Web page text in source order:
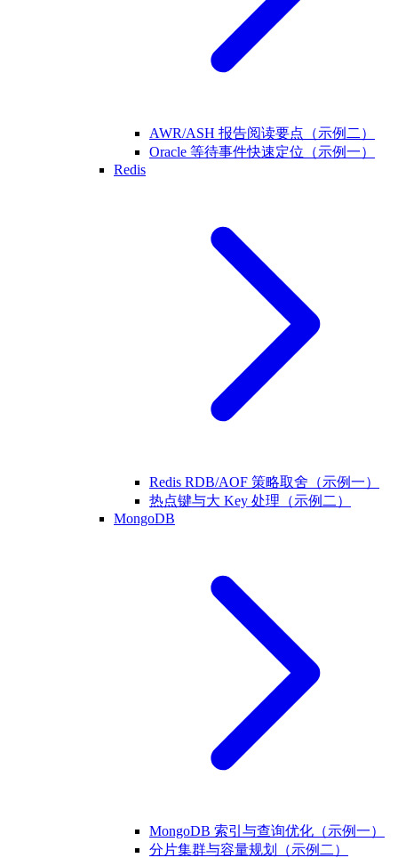
AWR/ASH 报告阅读要点（示例二）
Oracle 等待事件快速定位（示例一）
Redis
Redis RDB/AOF 策略取舍（示例一）
热点键与大 Key 处理（示例二）
MongoDB
MongoDB 索引与查询优化（示例一）
分片集群与容量规划（示例二）